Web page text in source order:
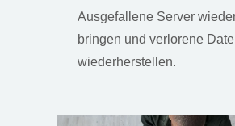
Ausgefallene Server
bringen und verlorene
wiederherstellen.